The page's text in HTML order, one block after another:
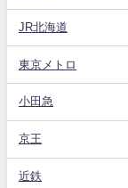
JR北海道
東京メトロ
小田急
京王
近鉄